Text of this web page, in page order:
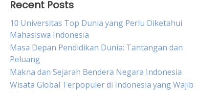
Recent Posts
10 Universitas Top Dunia yang Perlu Diketahui
Mahasiswa Indonesia
Masa Depan Pendidikan Dunia: Tantangan dan
Peluang
Makna dan Sejarah Bendera Negara Indonesia
Wisata Global Terpopuler di Indonesia yang Wajib